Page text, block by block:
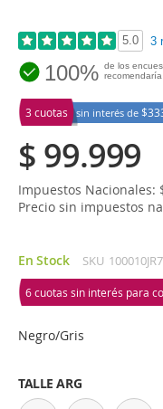
5.0 3
100% de los
recomendaría
3 cuotas sin interés de
$ 99.999
Impuestos Nacionales:
Precio sin impuestos
En Stock SKU
6 cuotas sin interés para
Negro/Gris
TALLE ARG